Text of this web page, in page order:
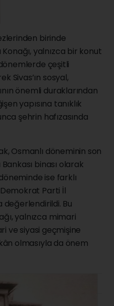
birinde
yalnızca bir konut
çeşitli
Sivas’ın sosyal,
önemli duraklarından
yapısına tanıklık
şehrin hafızasında
Osmanlı döneminin son
binası olarak
ise farklı
Parti İl
değerlendirildi. Bu
yalnızca mimari
ve siyasi geçmişine
olmasıyla da önem